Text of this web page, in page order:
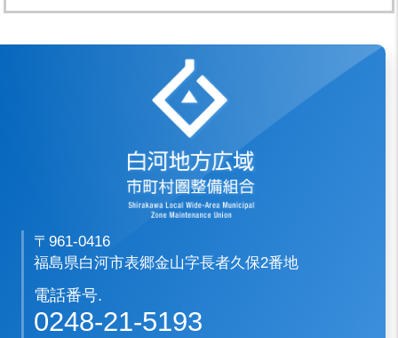
白河地方広域市
〒961-0416
福島県白河市表郷金山字長者久保2番地
電話番号.
0248-21-5193